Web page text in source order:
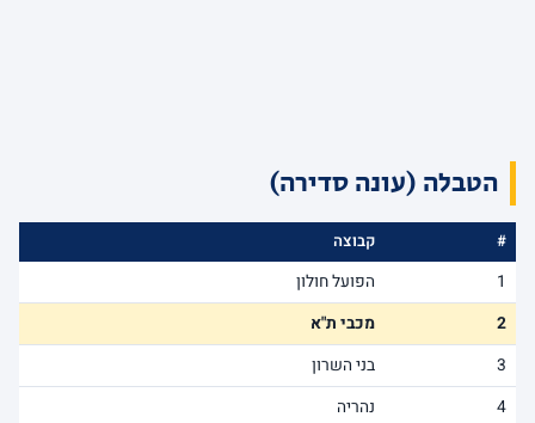
הטבלה (עונה סדירה)
#
קבוצה
1
הפועל חולון
2
מכבי ת"א
3
בני השרון
4
נהריה